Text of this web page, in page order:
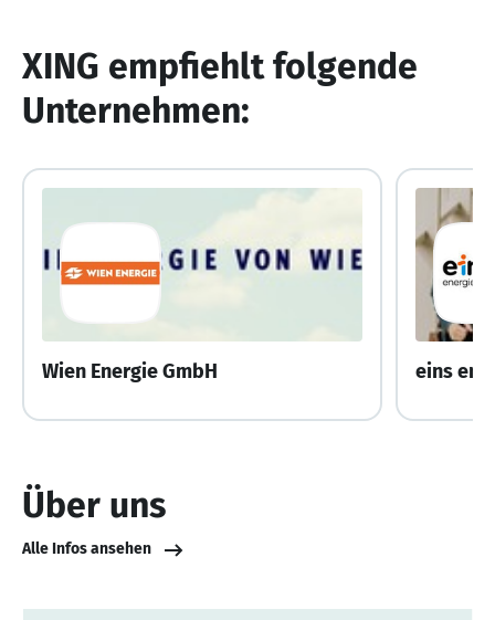
XING empfiehlt folgende
Unternehmen:
Wien Energie GmbH
Über uns
Alle Infos ansehen